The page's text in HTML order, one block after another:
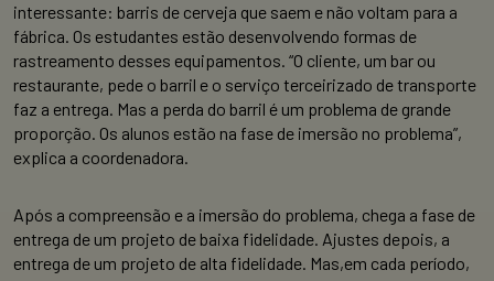
interessante: barris de cerveja que saem e não voltam para a
fábrica. Os estudantes estão desenvolvendo formas de
rastreamento desses equipamentos. “O cliente, um bar ou
restaurante, pede o barril e o serviço terceirizado de transporte
faz a entrega. Mas a perda do barril é um problema de grande
proporção. Os alunos estão na fase de imersão no problema”,
explica a coordenadora.
Após a compreensão e a imersão do problema, chega a fase de
entrega de um projeto de baixa fidelidade. Ajustes depois, a
entrega de um projeto de alta fidelidade. Mas,em cada período,